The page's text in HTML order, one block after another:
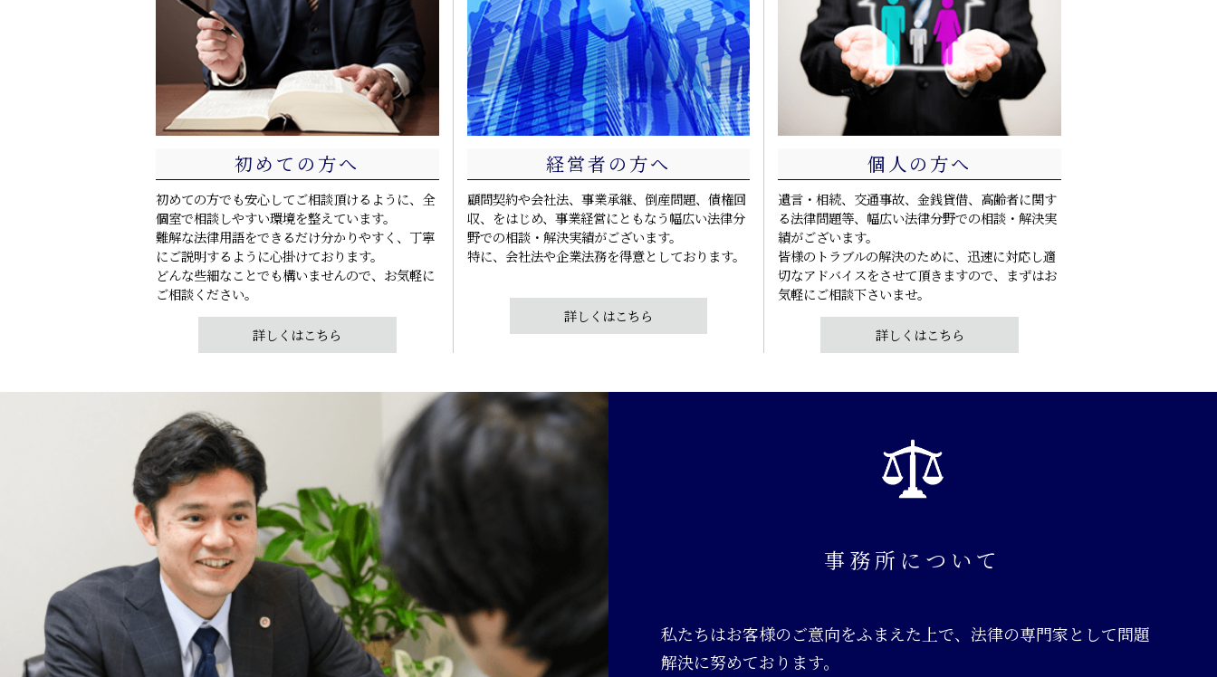
初めての方へ
初めての方でも安心してご相談頂けるように、全
個室で相談しやすい環境を整えています。
難解な法律用語をできるだけ分かりやすく、丁寧
にご説明するように心掛けております。
どんな些細なことでも構いませんので、お気軽に
ご相談ください。
詳しくはこちら
経営者の方へ
顧問契約や会社法、事業承継、倒産問題、債権回
収、をはじめ、事業経営にともなう幅広い法律分
野での相談・解決実績がございます。
特に、会社法や企業法務を得意としております。
詳しくはこちら
個人の方へ
遺言・相続、交通事故、金銭貸借、高齢者に関す
る法律問題等、幅広い法律分野での相談・解決実
績がございます。
皆様のトラブルの解決のために、迅速に対応し適
切なアドバイスをさせて頂きますので、まずはお
気軽にご相談下さいませ。
詳しくはこちら
事務所について
私たちはお客様のご意向をふまえた上で、法律の専門家として問題
解決に努めております。